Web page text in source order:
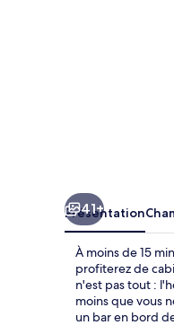
41+
Présentation
À moins de 15
profiterez de
n'est pas tout :
moins que vous
un bar en bord